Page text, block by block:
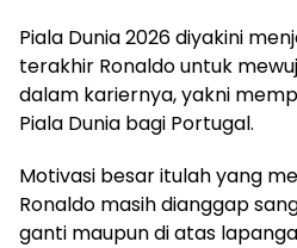
Piala Dunia 2026 diyakini
terakhir Ronaldo untuk
dalam kariernya, yakni
Piala Dunia bagi Portugal.
Motivasi besar itulah yang
Ronaldo masih dianggap
ganti maupun di atas